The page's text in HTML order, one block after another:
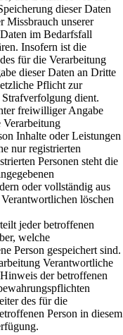
dieser Daten
Missbrauch unserer
im Bedarfsfall
Insofern ist die
für die Verarbeitung
dieser Daten an Dritte
Pflicht zur
Strafverfolgung dient.
freiwilliger Angabe
Verarbeitung
Inhalte oder Leistungen
nur registrierten
Personen steht die
oder vollständig aus
löschen
jeder betroffenen
welche
Person gespeichert sind.
Verantwortliche
der betroffenen
des für die
Person in diesem